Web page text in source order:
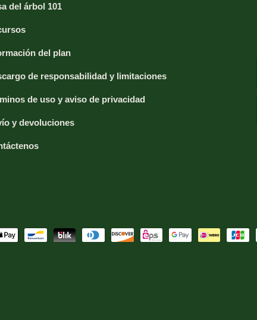
del árbol 101
del plan
de responsabilidad y limitaciones
de uso y aviso de privacidad
y devoluciones